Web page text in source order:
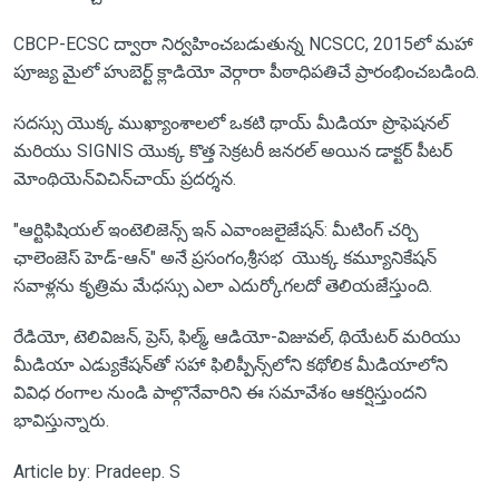
CBCP-ECSC ద్వారా నిర్వహించబడుతున్న NCSCC, 2015లో మహా
పూజ్య మైలో హుబెర్ట్ క్లాడియో వెర్గారా పీఠాధిపతిచే ప్రారంభించబడింది.
సదస్సు యొక్క ముఖ్యాంశాలలో ఒకటి థాయ్ మీడియా ప్రొఫెషనల్
మరియు SIGNIS యొక్క కొత్త సెక్రటరీ జనరల్ అయిన డాక్టర్ పీటర్
మోంథియెన్‌విచిన్‌చాయ్ ప్రదర్శన.
"ఆర్టిఫిషియల్ ఇంటెలిజెన్స్ ఇన్ ఎవాంజలైజేషన్: మీటింగ్ చర్చి
ఛాలెంజెస్ హెడ్-ఆన్" అనే ప్రసంగం,శ్రీసభ యొక్క కమ్యూనికేషన్
సవాళ్లను కృత్రిమ మేధస్సు ఎలా ఎదుర్కోగలదో తెలియజేస్తుంది.
రేడియో, టెలివిజన్, ప్రెస్, ఫిల్మ్, ఆడియో-విజువల్, థియేటర్ మరియు
మీడియా ఎడ్యుకేషన్‌తో సహా ఫిలిప్పీన్స్‌లోని కథోలిక మీడియాలోని
వివిధ రంగాల నుండి పాల్గొనేవారిని ఈ సమావేశం ఆకర్షిస్తుందని
భావిస్తున్నారు.
Article by: Pradeep. S